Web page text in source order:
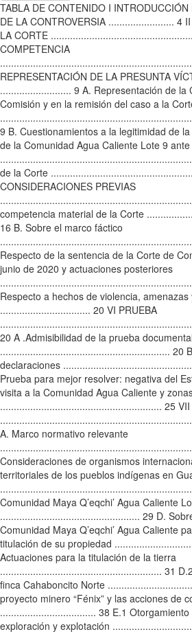
TABLA DE CONTENIDO I
DE LA CONTROVERSIA ........................ 4
LA CORTE
COMPETENCIA
REPRESENTACIÓN DE LA PRESUNTA
.......................... 9 A. Representación de la
Comisión y en la remisión del caso a la
9 B. Cuestionamientos a la legitimidad de
de la Comunidad Agua Caliente Lote 9
de la Corte
CONSIDERACIONES PREVIAS
competencia material de la Corte
16 B. Sobre el marco fáctico
Respecto de la sentencia de la Corte de
junio de 2020 y actuaciones posteriores
Respecto a hechos de violencia,
................................. 20 VI PRUEBA
20 A .Admisibilidad de la prueba documental
.............................................................. 20
declaraciones
Prueba para mejor resolver: negativa del
visita a la Comunidad Agua Caliente y
........................................................... 25 VII
A. Marco normativo relevante
Consideraciones de organismos
territoriales de los pueblos indígenas en
Comunidad Maya Q’eqchi’ Agua Caliente
................................................... 29 D.
Comunidad Maya Q’eqchi’ Agua Caliente
titulación de su propiedad
Actuaciones para la titulación de la tierra
........................................................... 31
finca Cahaboncito Norte
proyecto minero “Fénix” y las acciones de
................................... 38 E.1
exploración y explotación